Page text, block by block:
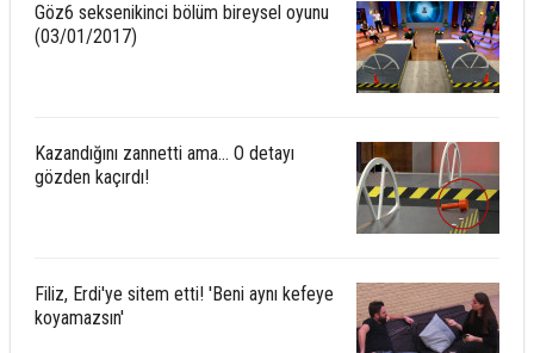
Göz6 seksenikinci bölüm bireysel oyunu
(03/01/2017)
Kazandığını zannetti ama... O detayı
gözden kaçırdı!
Filiz, Erdi'ye sitem etti! 'Beni aynı kefeye
koyamazsın'